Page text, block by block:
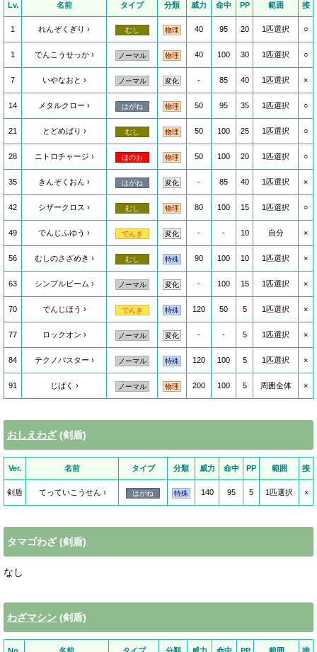
Lv. 名前 タイプ 分類 威力 命中 PP 範囲 接
1 れんぞくぎり むし 物理 40 95 20 1匹選択 ○
1 でんこうせっか ノーマル 物理 40 100 30 1匹選択 ○
7 いやなおと ノーマル 変化 - 85 40 1匹選択 ×
14 メタルクロー はがね 物理 50 95 35 1匹選択 ○
21 とどめばり むし 物理 50 100 25 1匹選択 ○
28 ニトロチャージ ほのお 物理 50 100 20 1匹選択 ○
35 きんぞくおん はがね 変化 - 85 40 1匹選択 ×
42 シザークロス むし 物理 80 100 15 1匹選択 ○
49 でんじふゆう でんき 変化 - - 10 自分 ×
56 むしのさざめき むし 特殊 90 100 10 1匹選択 ×
63 シンプルビーム ノーマル 変化 - 100 15 1匹選択 ×
70 でんじほう でんき 特殊 120 50 5 1匹選択 ×
77 ロックオン ノーマル 変化 - - 5 1匹選択 ×
84 テクノバスター ノーマル 特殊 120 100 5 1匹選択 ×
91 じばく ノーマル 物理 200 100 5 周囲全体 ×
おしえわざ(剣盾)
Ver. 名前 タイプ 分類 威力 命中 PP 範囲 接
剣盾 てっていこうせん はがね 特殊 140 95 5 1匹選択 ×
タマゴわざ (剣盾)
なし
わざマシン (剣盾)